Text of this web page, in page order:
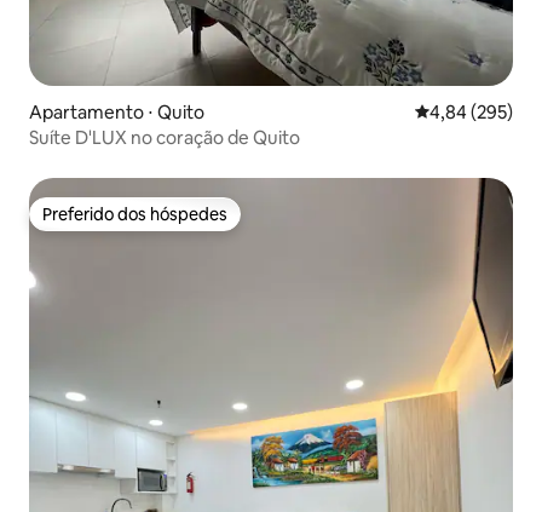
Apartamento ⋅ Quito 4,84 de uma
4,84 (295)
Suíte D'LUX no coração de Quito
Preferido dos hóspedes
Preferido dos hóspedes